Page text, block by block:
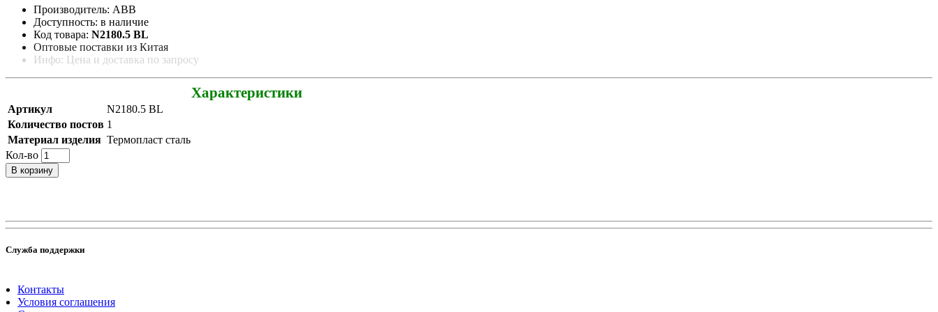
Производитель: ABB
Доступность: в наличие
Код товара: N2180.5 BL
Оптовые поставки из Китая
Инфо: Цена и доставка по запросу
Характеристики
Артикул
N2180.5 BL
Количество постов 1
Материал изделия Термопласт сталь
Кол-во
В корзину
Служба поддержки
Контакты
Условия соглашения